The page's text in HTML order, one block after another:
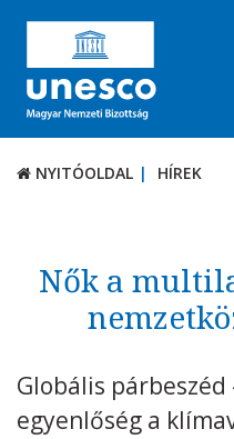
NYITÓOLDAL HÍREK
TÉMÁK
DOKUMENTUMTÁR
KAPCSOLAT
NYITÓOLDAL HÍREK
Nők a
Globális
egyenlőség a